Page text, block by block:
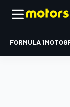
FORMULA 1